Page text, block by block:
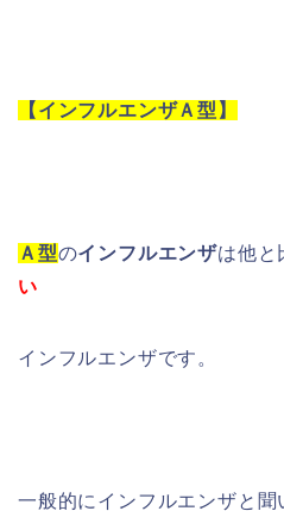
【インフルエンザＡ型】
Ａ型のインフルエンザは他と
い
インフルエンザです。
一般的にインフルエンザと聞